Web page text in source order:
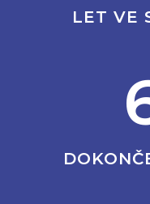
LET VE